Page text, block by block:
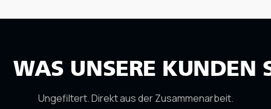
WAS UNSERE KUNDEN
Ungefiltert. Direkt aus der Zusammenarbeit.